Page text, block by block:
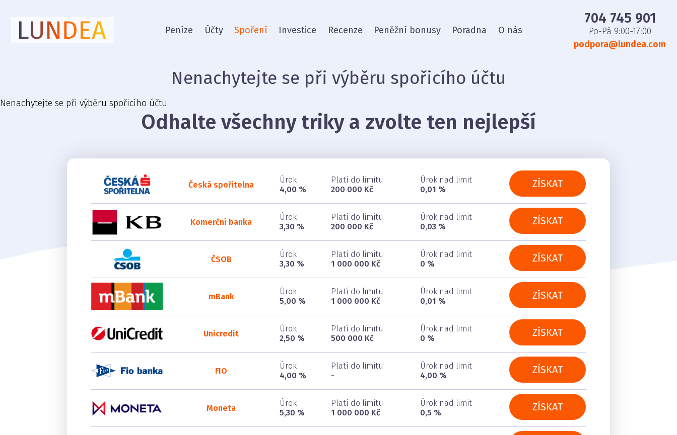
Peníze Účty Spoření Investice Recenze Peněžní bonusy Poradna O nás
704 745 901
Po-Pá 9:00-17:00
podpora@lundea.com
Nenachytejte se při výběru spořicího účtu
Nenachytejte se při výběru spořicího účtu
Odhalte všechny triky a zvolte ten nejlepší
Česká spořitelna
Úrok
4,00 %
Platí do limitu
200 000 Kč
Úrok nad limit
0,01 %
ZÍSKAT
Komerční banka
Úrok
3,30 %
Platí do limitu
200 000 Kč
Úrok nad limit
0,03 %
ZÍSKAT
ČSOB
Úrok
3,30 %
Platí do limitu
1 000 000 Kč
Úrok nad limit
0 %
ZÍSKAT
mBank
Úrok
5,00 %
Platí do limitu
1 000 000 Kč
Úrok nad limit
0,01 %
ZÍSKAT
Unicredit
Úrok
2,50 %
Platí do limitu
500 000 Kč
Úrok nad limit
0 %
ZÍSKAT
FIO
Úrok
4,00 %
Platí do limitu
-
Úrok nad limit
4,00 %
ZÍSKAT
Moneta
Úrok
5,30 %
Platí do limitu
1 000 000 Kč
Úrok nad limit
0,5 %
ZÍSKAT